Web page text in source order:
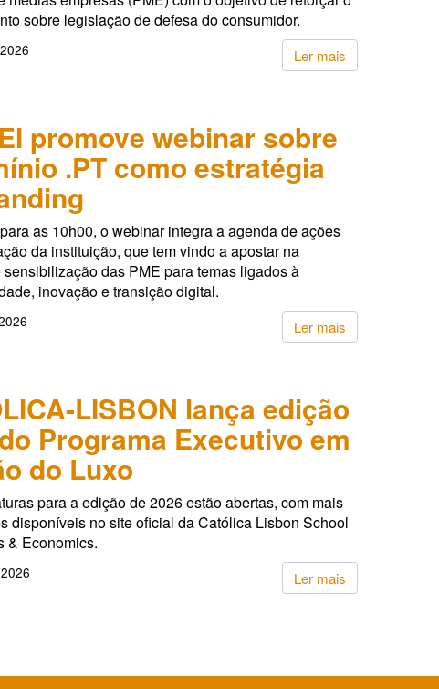
sobre legislação de defesa do consumidor.
Ler mais
promove webinar sobre
.PT como estratégia
as 10h00, o webinar integra a agenda de ações
da instituição, que tem vindo a apostar na
sensibilização das PME para temas ligados à
inovação e transição digital.
Ler mais
LISBON lança edição
Programa Executivo em
do Luxo
para a edição de 2026 estão abertas, com mais
disponíveis no site oficial da Católica Lisbon School
& Economics.
Ler mais